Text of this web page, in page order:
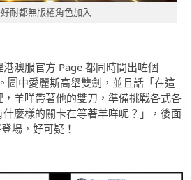
耐都無版權角色加入……
澳服官方 Page 都同時間出咗個
圖中愛麗斯高舉雙劍，並且話「在這
羊咩帶著他的雙刀，準備挑戰各式各
麼樣的關卡在等著羊咩呢？」，後面
場，好可疑！